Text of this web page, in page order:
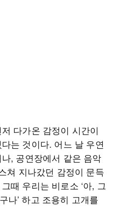
다가온 감정이 시간이
는 것이다. 어느 날 우연
, 공연장에서 같은 음악
쳐 지나갔던 감정이 문득
때 우리는 비로소 ‘아, 그
나’ 하고 조용히 고개를